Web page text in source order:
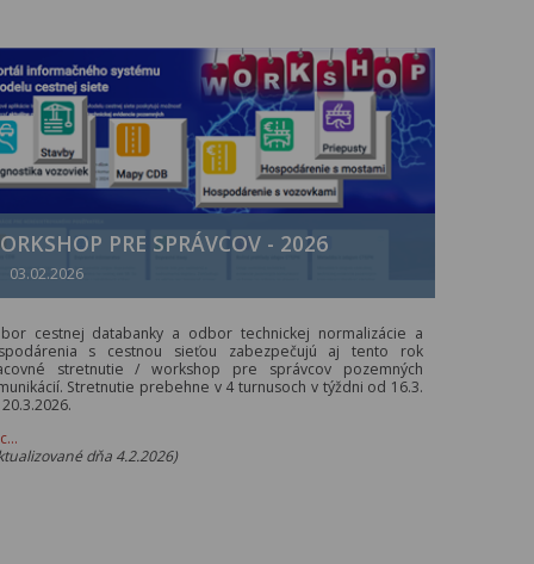
PRE SPRÁVCOV - 2026
03.02.2026
cestnej databanky a odbor technickej normalizácie a
s cestnou sieťou zabezpečujú aj tento rok
stretnutie / workshop pre správcov pozemných
Stretnutie prebehne v 4 turnusoch v týždni od 16.3.
dňa 4.2.2026)